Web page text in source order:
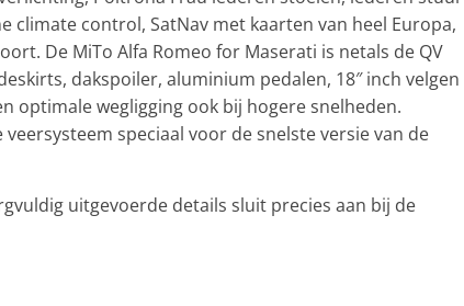
climate control, SatNav met kaarten van heel Europa,
De MiTo Alfa Romeo for Maserati is netals de QV
dakspoiler, aluminium pedalen, 18″ inch velgen
optimale wegligging ook bij hogere snelheden.
speciaal voor de snelste versie van de
uitgevoerde details sluit precies aan bij de